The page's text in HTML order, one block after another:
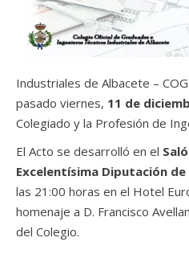
Industriales de Albacete –
pasado viernes, 11 de
Colegiado y la Profesión de
El Acto se desarrolló en el
Excelentísima Diputación
las 21:00 horas en el Hotel
homenaje a D. Francisco
del Colegio.